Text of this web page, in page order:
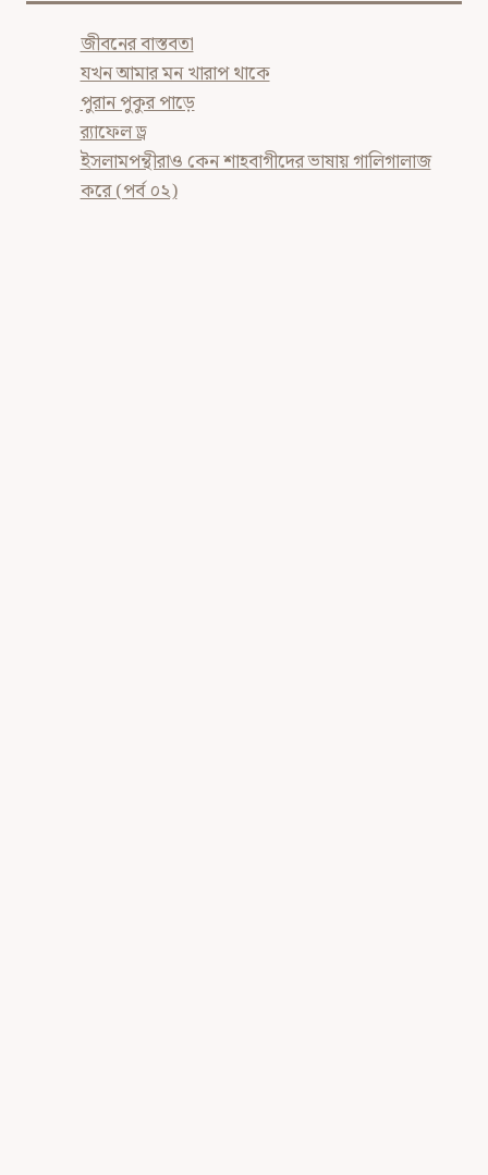
জীবনের বাস্তবতা
যখন আমার মন খারাপ থাকে
পুরান পুকুর পাড়ে
র‍্যাফেল ড্র
ইসলামপন্থীরাও কেন শাহবাগীদের ভাষায় গালিগালাজ
করে (পর্ব ০২)